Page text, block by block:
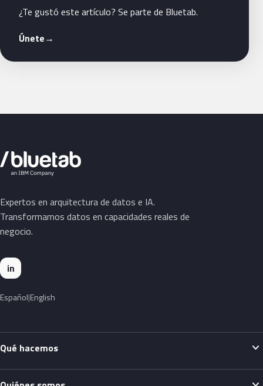
¿Te gustó este artículo? Se parte de Bluetab.
Únete→
Expertos en arquitectura de datos e IA.
Transformamos datos en capacidades reales de
negocio.
in
Español English
Qué hacemos expand_more